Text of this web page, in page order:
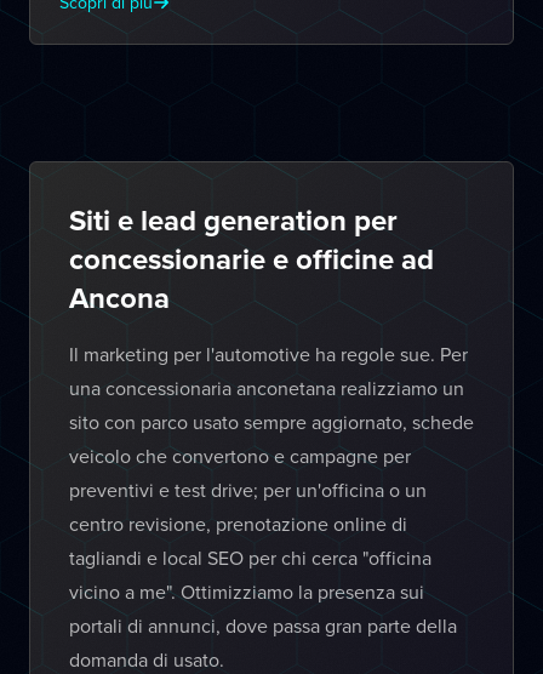
Siti e lead generation per
concessionarie e officine ad
Ancona
Il marketing per l'automotive ha regole sue. Per
una concessionaria anconetana realizziamo un
sito con parco usato sempre aggiornato, schede
veicolo che convertono e campagne per
preventivi e test drive; per un'officina o un
centro revisione, prenotazione online di
tagliandi e local SEO per chi cerca "officina
vicino a me". Ottimizziamo la presenza sui
portali di annunci, dove passa gran parte della
domanda di usato.